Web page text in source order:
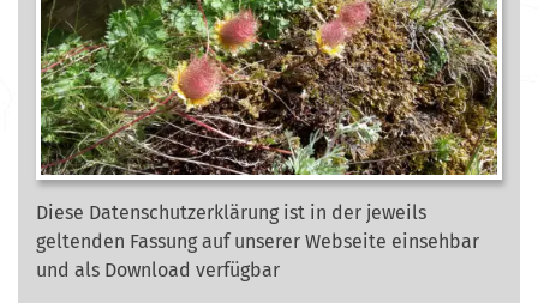
Diese Datenschutzerklärung ist in der jeweils
geltenden Fassung auf unserer Webseite einsehbar
und als Download verfügbar